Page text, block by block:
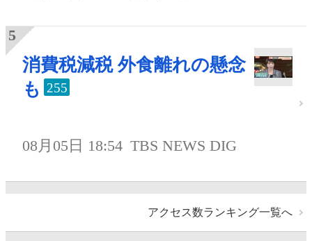
消費税減税 外食離れの懸念
も 255
08月05日 18:54 TBS NEWS DIG
アクセス数ランキング一覧へ